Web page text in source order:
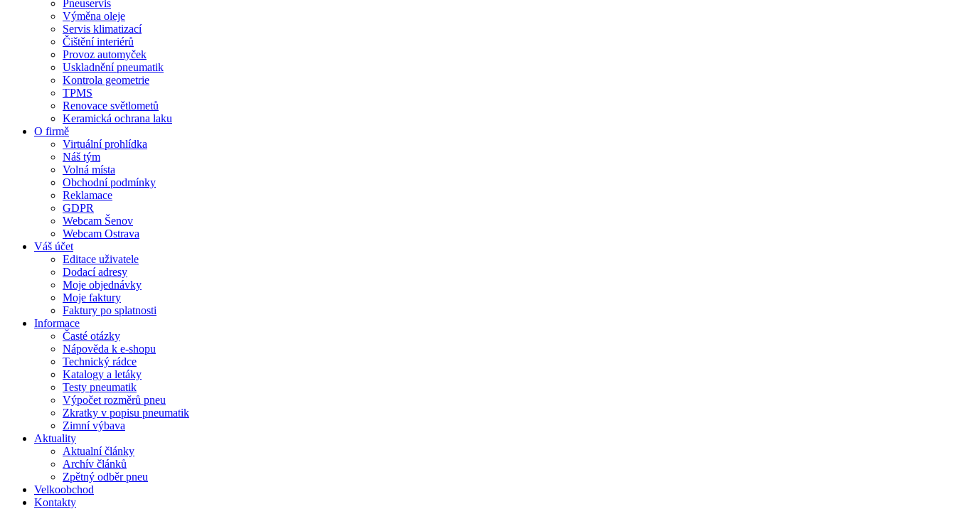
Pneuservis
Výměna oleje
Servis klimatizací
Čištění interiérů
Provoz automyček
Uskladnění pneumatik
Kontrola geometrie
TPMS
Renovace světlometů
Keramická ochrana laku
O firmě
Virtuální prohlídka
Náš tým
Volná místa
Obchodní podmínky
Reklamace
GDPR
Webcam Šenov
Webcam Ostrava
Váš účet
Editace uživatele
Dodací adresy
Moje objednávky
Moje faktury
Faktury po splatnosti
Informace
Časté otázky
Nápověda k e-shopu
Technický rádce
Katalogy a letáky
Testy pneumatik
Výpočet rozměrů pneu
Zkratky v popisu pneumatik
Zimní výbava
Aktuality
Aktualní články
Archív článků
Zpětný odběr pneu
Velkoobchod
Kontakty